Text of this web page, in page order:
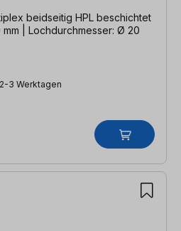
beidseitig HPL beschichtet
| Lochdurchmesser: Ø 20
3 Werktagen